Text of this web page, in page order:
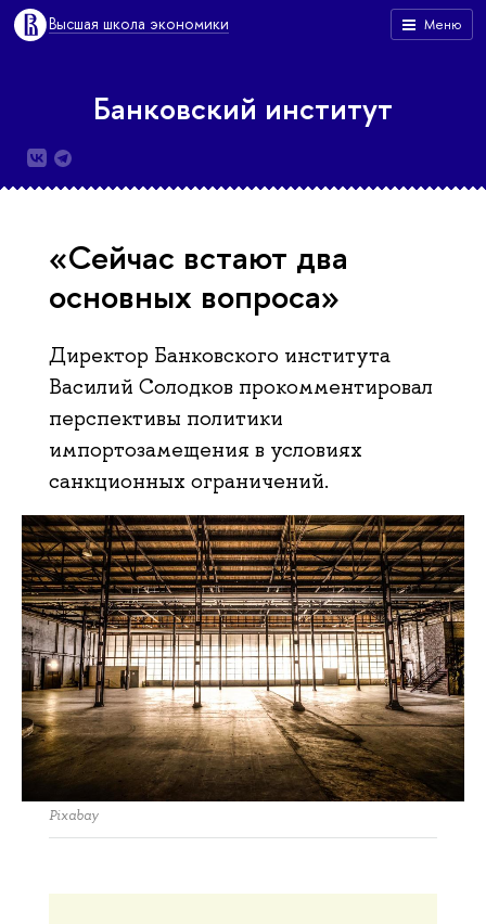
Меню
Высшая школа экономики
Банковский институт
«Сейчас встают два
основных вопроса»
Директор Банковского института
Василий Солодков прокомментировал
перспективы политики
импортозамещения в условиях
санкционных ограничений.
Pixabay